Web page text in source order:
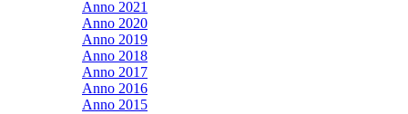
Anno 2021
Anno 2020
Anno 2019
Anno 2018
Anno 2017
Anno 2016
Anno 2015